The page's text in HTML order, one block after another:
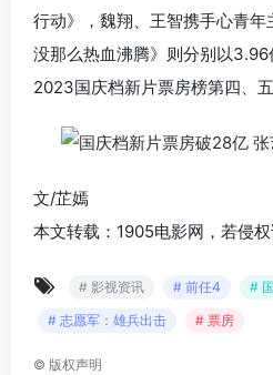
行动》，魏翔、王智携手心青
没那么热血沸腾》则分别以3.96
2023国庆档新片票房榜第四、五
文/芷嫣
本文转载：1905电影网，若侵
# 影视资讯 # 前任4 #
# 志愿军：雄兵出击
# 票房
© 版权声明